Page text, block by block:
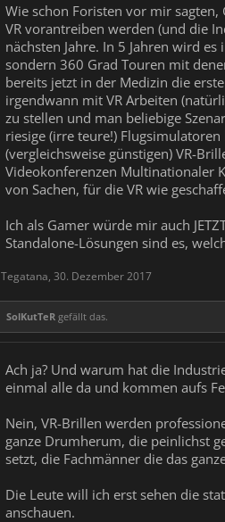
virtuelle Ermordung Caesars an? (15.
drauf haben dafür aber null Ahnung von
"nichts, ich war zu sehr damit
einheitliches Programm.
Ein ding der Unmöglichkeit...
Und wer soll VR am Leben halten wenn
waren Unis und Industrie als es hieß
Leute, kauft und spielt die Games, habt
Revolution, die braucht noch so um die
Wie schon Foristen vor mir sagten,
VR vorantreiben werden (und die
nächsten Jahre. In 5 Jahren wird
sondern 360 Grad Touren mit
bereits jetzt in der Medizin die
irgendwann mit VR Arbeiten
zu stellen und man beliebige
riesige (irre teure!)
(vergleichsweise günstigen) VR-
Videokonferenzen Multinationaler
von Sachen, für die VR wie
Ich als Gamer würde mir auch
Standalone-Lösungen sind es,
Tegatana, 30. Dezember 2017
SolKutTeR gefällt das.
Ach ja? Und warum hat die
einmal alle da und kommen aufs
Nein, VR-Brillen werden
ganze Drumherum, die peinlichst
setzt, die Fachmänner die das
Die Leute will ich erst sehen die
anschauen.